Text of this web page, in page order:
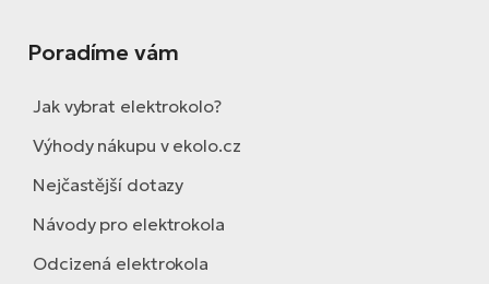
Poradíme vám
Jak vybrat elektrokolo?
Výhody nákupu v ekolo.cz
Nejčastější dotazy
Návody pro elektrokola
Odcizená elektrokola